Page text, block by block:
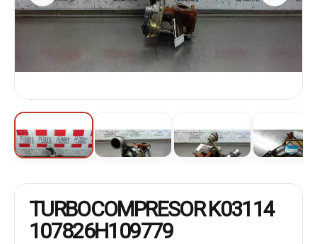
TURBOCOMPRESOR K03114
107826H109779